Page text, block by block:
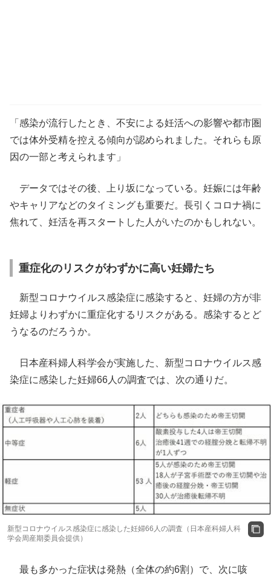
「感染が流行したとき、不安による妊活への影響や都市圏
では体外受精を控える傾向が認められました。それらも原
因の一部と考えられます」
データではその後、上り坂になっている。妊娠には年齢
やキャリアなどのタイミングも重要だ。長引くコロナ禍に
焦れて、妊活を再スタートした人がいたのかもしれない。
重症化のリスクがわずかに高い妊婦たち
新型コロナウイルス感染症に感染すると、妊婦の方が非
妊婦よりわずかに重症化するリスクがある。感染するとど
うなるのだろうか。
日本産科婦人科学会が実施した、新型コロナウイルス感
染症に感染した妊婦66人の調査では、次の通りだ。
新型コロナウイルス感染症に感染した妊婦66人の調査（日本産科婦人科
学会周産期委員会提供）
最も多かった症状は発熱（全体の約6割）で、次に咳